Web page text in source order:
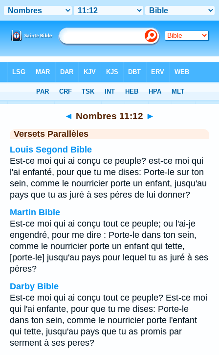
Chapitre 11> Verset 12
◄ Nombres 11:12 ►
Versets Parallèles
Louis Segond Bible
Est-ce moi qui ai conçu ce peuple? est-ce moi qui
l'ai enfanté, pour que tu me dises: Porte-le sur ton
sein, comme le nourricier porte un enfant, jusqu'au
pays que tu as juré à ses pères de lui donner?
Martin Bible
Est-ce moi qui ai conçu tout ce peuple; ou l'ai-je
engendré, pour me dire : Porte-le dans ton sein,
comme le nourricier porte un enfant qui tette,
[porte-le] jusqu'au pays pour lequel tu as juré à ses
pères?
Darby Bible
Est-ce moi qui ai conçu tout ce peuple? Est-ce moi
qui l'ai enfante, pour que tu me dises: Porte-le
dans ton sein, comme le nourricier porte l'enfant
qui tette, jusqu'au pays que tu as promis par
serment à ses peres?